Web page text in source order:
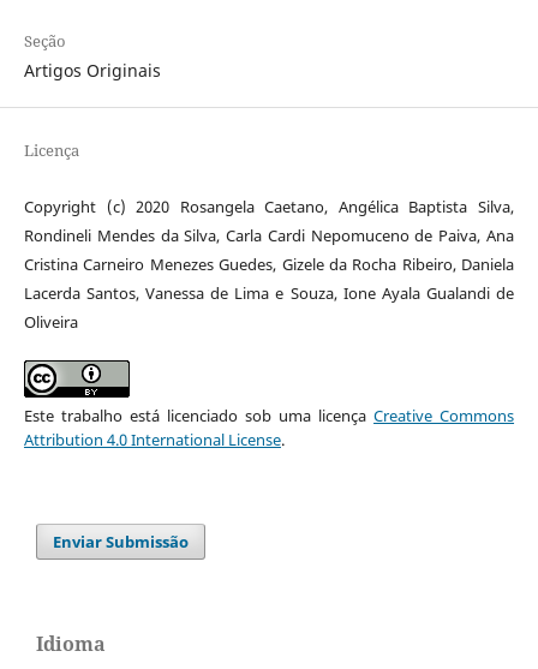
Seção
Artigos Originais
Licença
Copyright (c) 2020 Rosangela Caetano, Angélica Baptista Silva,
Rondineli Mendes da Silva, Carla Cardi Nepomuceno de Paiva, Ana
Cristina Carneiro Menezes Guedes, Gizele da Rocha Ribeiro, Daniela
Lacerda Santos, Vanessa de Lima e Souza, Ione Ayala Gualandi de
Oliveira
Este trabalho está licenciado sob uma licençaCreative Commons
Attribution 4.0 International License.
Enviar Submissão
Idioma